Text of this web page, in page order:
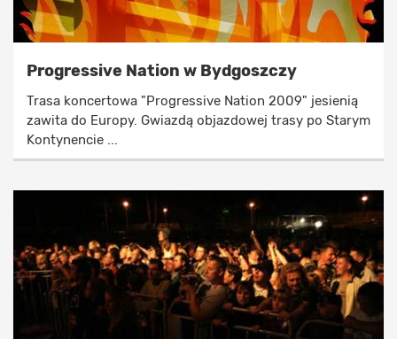
Progressive Nation w Bydgoszczy
Trasa koncertowa "Progressive Nation 2009" jesienią
zawita do Europy. Gwiazdą objazdowej trasy po Starym
Kontynencie ...